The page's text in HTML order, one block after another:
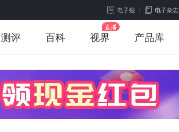
电子报 电子杂志
测评 百科 视界 产品库